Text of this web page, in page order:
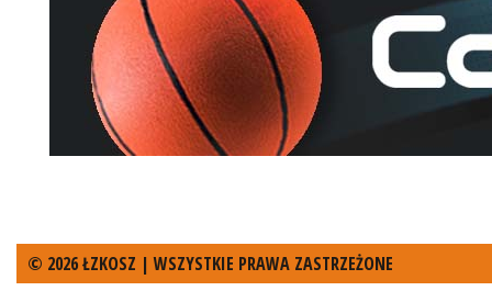
© 2026 ŁZKOSZ | WSZYSTKIE PRAWA ZASTRZEŻONE